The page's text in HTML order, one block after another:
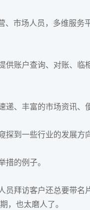
市场人员，多维服务
账户查询、对账、临
、丰富的市场资讯、
到一些行业的发展方向
的例子。
拜访客户还总要带名
，也太磨人了。